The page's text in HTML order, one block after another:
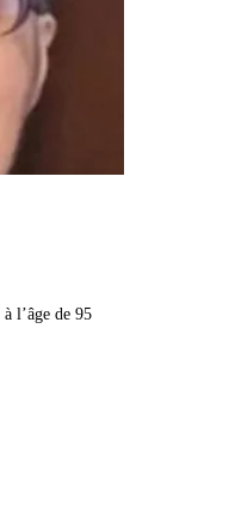
l’âge de 95